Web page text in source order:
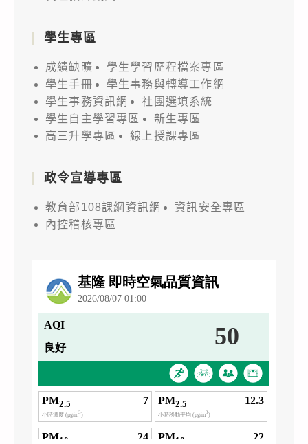
學生專區
成績缺曠
學生學習歷程檔案專區
學生手冊
學生事務與轉導工作網
學生事務資訊網
社團選填系統
學生自主學習專區
新生專區
高三升學專區
線上授課專區
政令宣導專區
教育部108課綱資訊網
資訊安全專區
內控稽核專區